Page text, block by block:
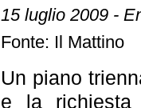
15 luglio 2009 -
Fonte: Il Mattino
Un piano
e la